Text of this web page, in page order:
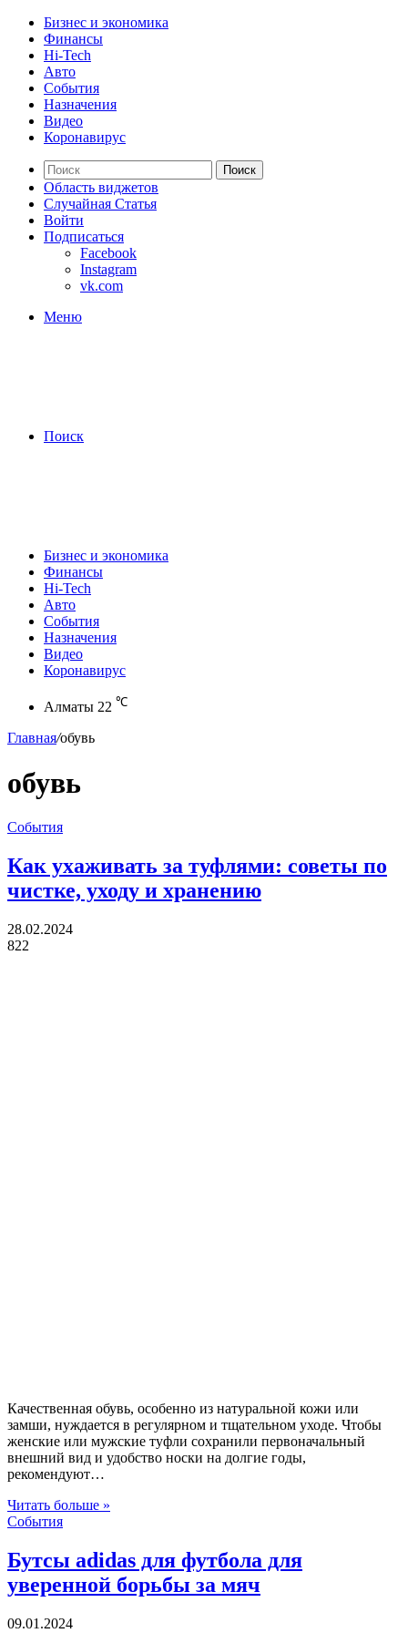
Бизнес и экономика
Финансы
Hi-Tech
Авто
События
Назначения
Видео
Коронавирус
Поиск
Область виджетов
Случайная Статья
Войти
Подписаться
Facebook
Instagram
vk.com
Меню
Поиск
Бизнес и экономика
Финансы
Hi-Tech
Авто
События
Назначения
Видео
Коронавирус
Алматы 22 ℃
Главная/обувь
обувь
События
Как ухаживать за туфлями: советы по
чистке, уходу и хранению
28.02.2024
822
Качественная обувь, особенно из натуральной кожи или
замши, нуждается в регулярном и тщательном уходе. Чтобы
женские или мужские туфли сохранили первоначальный
внешний вид и удобство носки на долгие годы,
рекомендуют…
Читать больше »
События
Бутсы adidas для футбола для
уверенной борьбы за мяч
09.01.2024